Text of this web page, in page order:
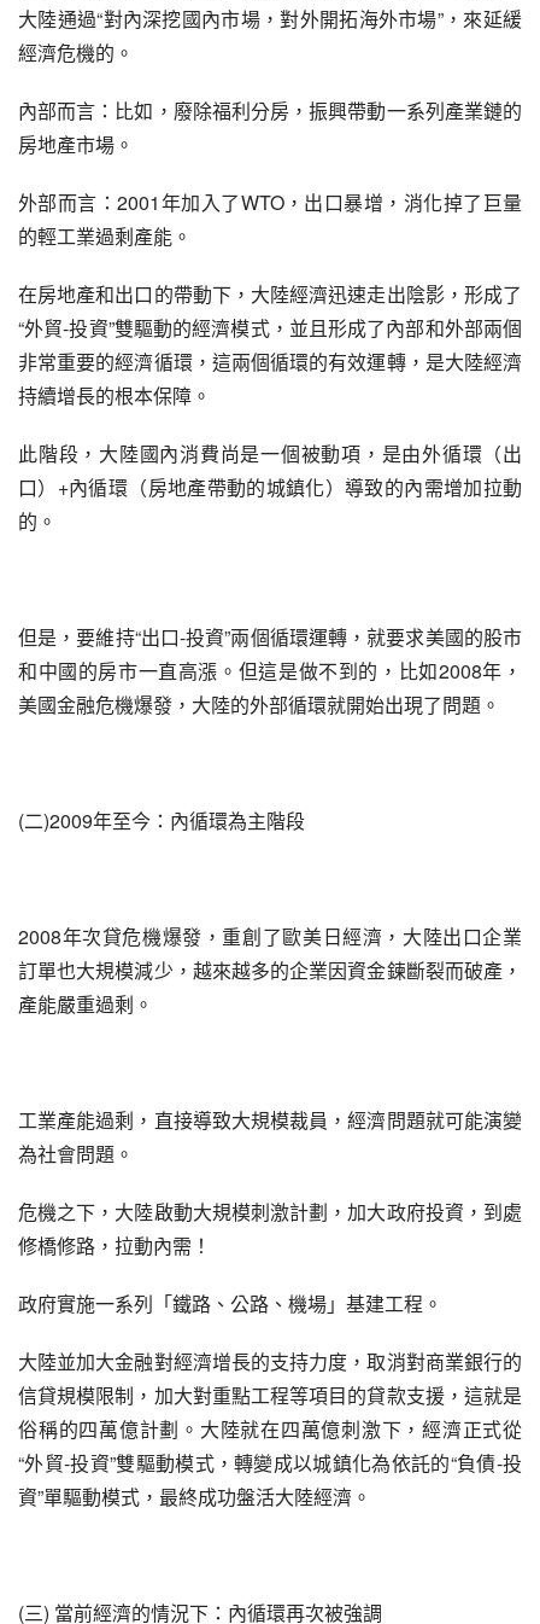
大陸通過“對內深挖國內市場，對外開拓海外市場”，來延緩
經濟危機的。
內部而言：比如，廢除福利分房，振興帶動一系列產業鏈的
房地產市場。
外部而言：2001年加入了WTO，出口暴增，消化掉了巨量
的輕工業過剩產能。
在房地產和出口的帶動下，大陸經濟迅速走出陰影，形成了
“外貿-投資”雙驅動的經濟模式，並且形成了內部和外部兩個
非常重要的經濟循環，這兩個循環的有效運轉，是大陸經濟
持續增長的根本保障。
此階段，大陸國內消費尚是一個被動項，是由外循環（出
口）+內循環（房地產帶動的城鎮化）導致的內需增加拉動
的。
但是，要維持“出口-投資”兩個循環運轉，就要求美國的股市
和中國的房市一直高漲。但這是做不到的，比如2008年，
美國金融危機爆發，大陸的外部循環就開始出現了問題。
(二)2009年至今：內循環為主階段
2008年次貸危機爆發，重創了歐美日經濟，大陸出口企業
訂單也大規模減少，越來越多的企業因資金鍊斷裂而破產，
產能嚴重過剩。
工業產能過剩，直接導致大規模裁員，經濟問題就可能演變
為社會問題。
危機之下，大陸啟動大規模刺激計劃，加大政府投資，到處
修橋修路，拉動內需！
政府實施一系列「鐵路、公路、機場」基建工程。
大陸並加大金融對經濟增長的支持力度，取消對商業銀行的
信貸規模限制，加大對重點工程等項目的貸款支援，這就是
俗稱的四萬億計劃。大陸就在四萬億刺激下，經濟正式從
“外貿-投資”雙驅動模式，轉變成以城鎮化為依託的“負債-投
資”單驅動模式，最終成功盤活大陸經濟。
(三) 當前經濟的情況下：內循環再次被強調